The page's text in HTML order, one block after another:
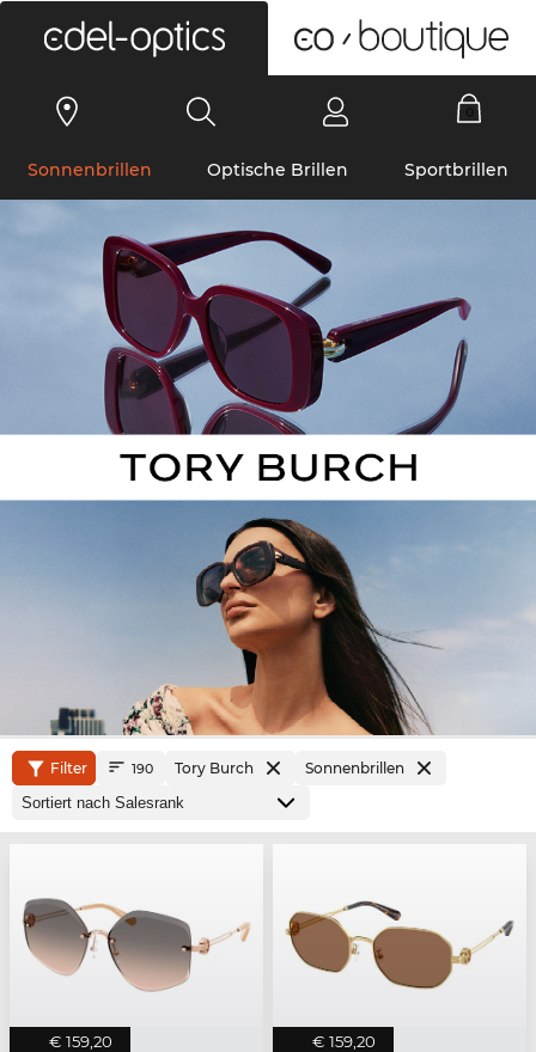
Sonnenbrillen Optische Brillen Sportbrillen
Filter 190 Tory Burch Sonnenbrillen
€ 159,20 € 159,20